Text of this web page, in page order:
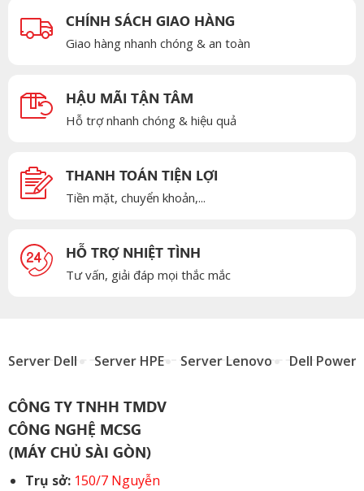
CHÍNH SÁCH GIAO HÀNG
Giao hàng nhanh chóng & an toàn
HẬU MÃI TẬN TÂM
Hỗ trợ nhanh chóng & hiệu quả
THANH TOÁN TIỆN LỢI
Tiền mặt, chuyển khoản,...
HỖ TRỢ NHIỆT TÌNH
Tư vấn, giải đáp mọi thắc mắc
Server Dell Server HPE Server Lenovo Dell
CÔNG TY TNHH TMDV
CÔNG NGHỆ MCSG
(MÁY CHỦ SÀI GÒN)
Trụ sở: 150/7 Nguyễn